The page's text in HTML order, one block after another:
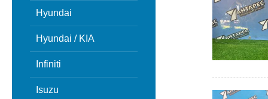
Hyundai
Hyundai / KIA
Infiniti
Isuzu